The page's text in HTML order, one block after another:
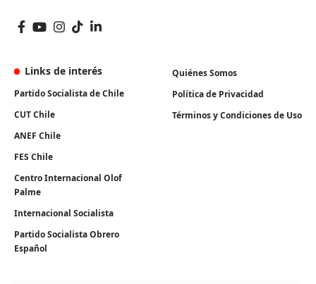
Links de interés
Partido Socialista de Chile
CUT Chile
ANEF Chile
FES Chile
Centro Internacional Olof
Palme
Internacional Socialista
Partido Socialista Obrero
Español
Quiénes Somos
Política de Privacidad
Términos y Condiciones de Uso